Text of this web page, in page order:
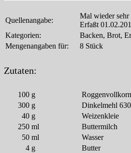
Quellenangabe:
Mal wieder
Erfaßt
Kategorien:
Backen, Brot,
Mengenangaben für:
8 Stück
Zutaten:
100 g
300 g
Dinkelmehl 630
40 g
Weizenkleie
250 ml
Buttermilch
50 ml
Wasser
4 g
Butter